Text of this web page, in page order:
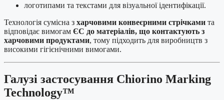
логотипами та текстами для візуальної ідентифікації.
Технологія сумісна з харчовими конвеєрними стрічками та
відповідає вимогам ЄС до матеріалів, що контактують з
харчовими продуктами, тому підходить для виробництв з
високими гігієнічними вимогами.
Галузі застосування Chiorino Marking
Technology™